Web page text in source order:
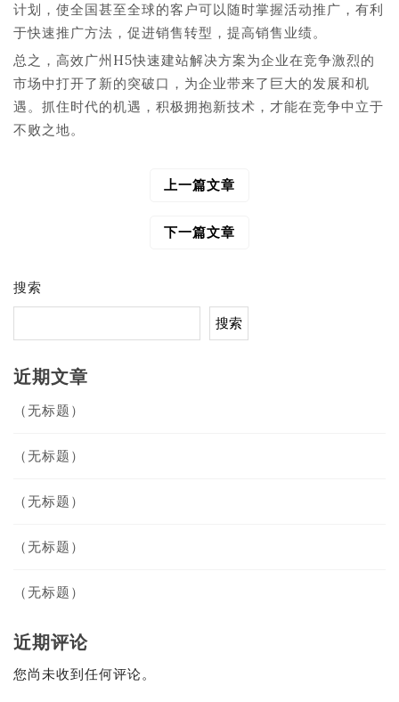
计划，使全国甚至全球的客户可以随时掌握活动推广，有利
于快速推广方法，促进销售转型，提高销售业绩。
总之，高效广州H5快速建站解决方案为企业在竞争激烈的
市场中打开了新的突破口，为企业带来了巨大的发展和机
遇。抓住时代的机遇，积极拥抱新技术，才能在竞争中立于
不败之地。
上一篇文章
下一篇文章
搜索
搜索
近期文章
（无标题）
（无标题）
（无标题）
（无标题）
（无标题）
近期评论
您尚未收到任何评论。